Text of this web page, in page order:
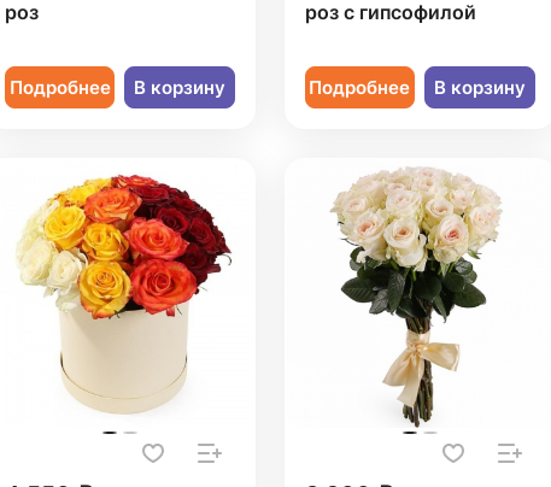
роз
Подробнее В корзину
роз с гипсофилой
Подробнее В корзину